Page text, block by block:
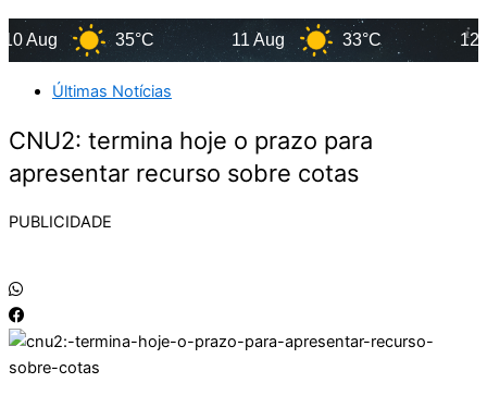
35°C 11 Aug 33°C 12
Últimas Notícias
CNU2: termina hoje o prazo para
apresentar recurso sobre cotas
PUBLICIDADE